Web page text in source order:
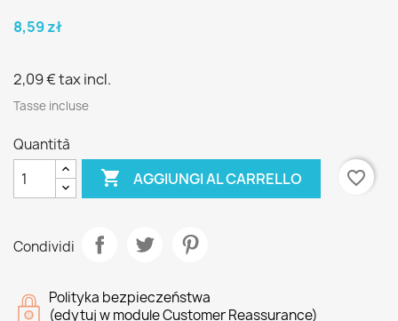
8,59 zł
2,09 €tax incl.
Tasse incluse
Quantità
 AGGIUNGI AL CARRELLO favorite_border
Condividi
Polityka bezpieczeństwa
(edytuj w module Customer Reassurance)